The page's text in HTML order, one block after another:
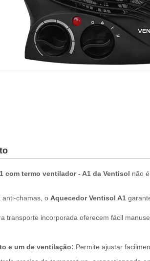
com termo ventilador - A1 da Ventisol não
anti-chamas, o Aquecedor Ventisol A1
transporte incorporada oferecem fácil
e um de ventilação: Permite ajustar